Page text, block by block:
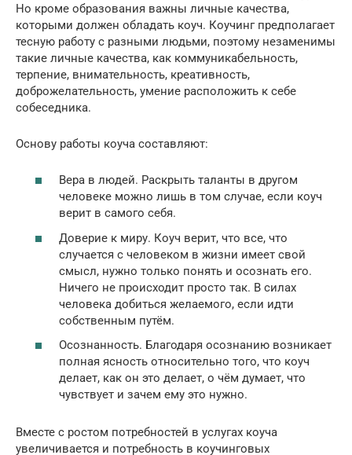
Но кроме образования важны личные качества,
которыми должен обладать коуч. Коучинг предполагает
тесную работу с разными людьми, поэтому незаменимы
такие личные качества, как коммуникабельность,
терпение, внимательность, креативность,
доброжелательность, умение расположить к себе
собеседника.
Основу работы коуча составляют:
Вера в людей. Раскрыть таланты в другом
человеке можно лишь в том случае, если коуч
верит в самого себя.
Доверие к миру. Коуч верит, что все, что
случается с человеком в жизни имеет свой
смысл, нужно только понять и осознать его.
Ничего не происходит просто так. В силах
человека добиться желаемого, если идти
собственным путём.
Осознанность. Благодаря осознанию возникает
полная ясность относительно того, что коуч
делает, как он это делает, о чём думает, что
чувствует и зачем ему это нужно.
Вместе с ростом потребностей в услугах коуча
увеличивается и потребность в коучинговых